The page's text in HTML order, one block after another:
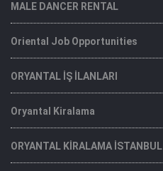
MALE DANCER RENTAL
Oriental Job Opportunities
ORYANTAL İŞ İLANLARI
Oryantal Kiralama
ORYANTAL KİRALAMA İSTANBUL